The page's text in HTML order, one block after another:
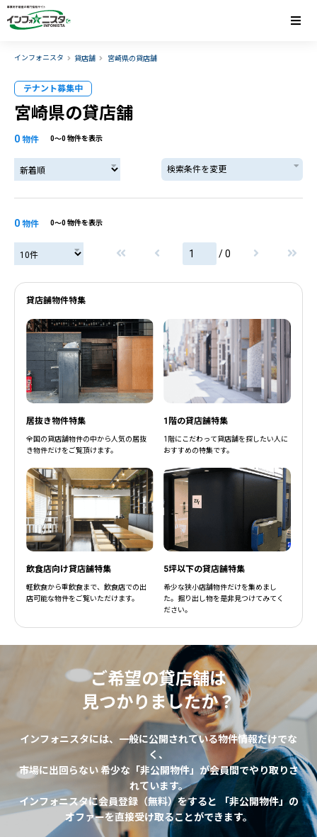
インフォニスタ 貸店舗 宮崎県の貸店舗
テナント募集中
宮崎県の貸店舗
0 物件 0〜0 物件を表示
検索条件を変更
0 物件 0〜0 物件を表示
/ 0
貸店舗物件特集
居抜き物件特集
全国の貸店舗物件の中から人気の居抜
き物件だけをご覧頂けます。
1階の貸店舗特集
1階にこだわって貸店舗を探したい人に
おすすめの特集です。
飲食店向け貸店舗特集
軽飲食から重飲食まで、飲食店での出
店可能な物件をご覧いただけます。
5坪以下の貸店舗特集
希少な狭小店舗物件だけを集めまし
た。掘り出し物を是非見つけてみてく
ださい。
ご希望の貸店舗は
見つかりましたか？
インフォニスタには、一般に公開されている物件情報だけでな
く、
市場に出回らない 希少な「非公開物件」が会員間でやり取りさ
れています。
インフォニスタに会員登録（無料）をすると 「非公開物件」の
オファーを直接受け取ることができます。